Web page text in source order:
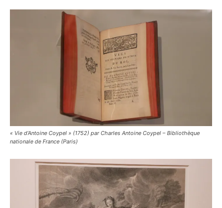
« Vie d’Antoine Coypel » (1752) par Charles Antoine Coypel – Bibliothèque
nationale de France (Paris)